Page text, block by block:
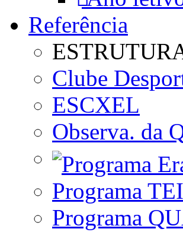
Referência
Clube
ESCXEL
Observa. da
Programa
Programa